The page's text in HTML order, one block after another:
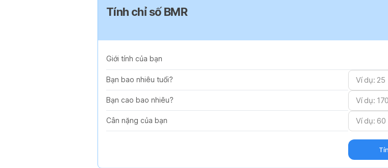
Tính chỉ số BMR
Giới tính của bạn
Bạn bao nhiêu tuổi?
Bạn cao bao nhiêu?
Cân nặng của bạn